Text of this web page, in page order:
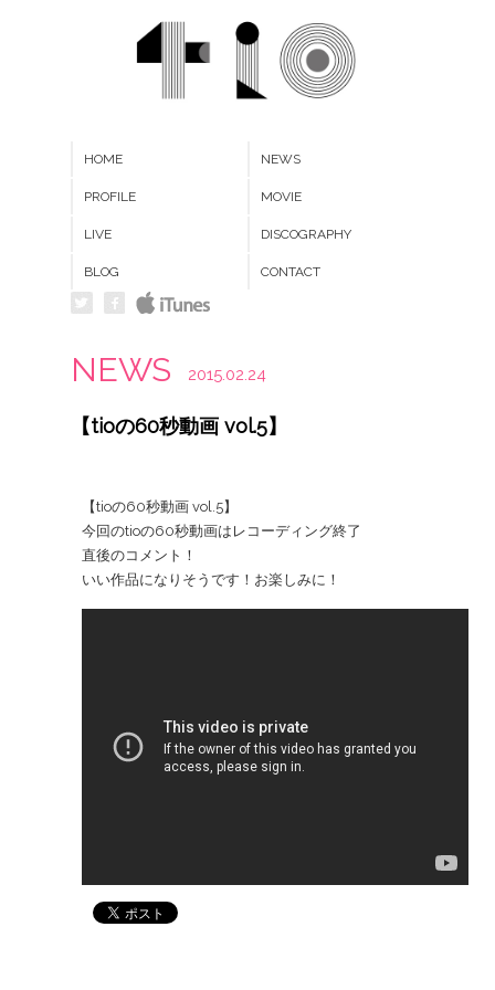
HOME NEWS
PROFILE MOVIE
LIVE DISCOGRAPHY
BLOG CONTACT
NEWS 2015.02.24
【tioの60秒動画 vol.5】
【tioの60秒動画 vol.5】
今回のtioの60秒動画はレコーディング終了
直後のコメント！
いい作品になりそうです！お楽しみに！